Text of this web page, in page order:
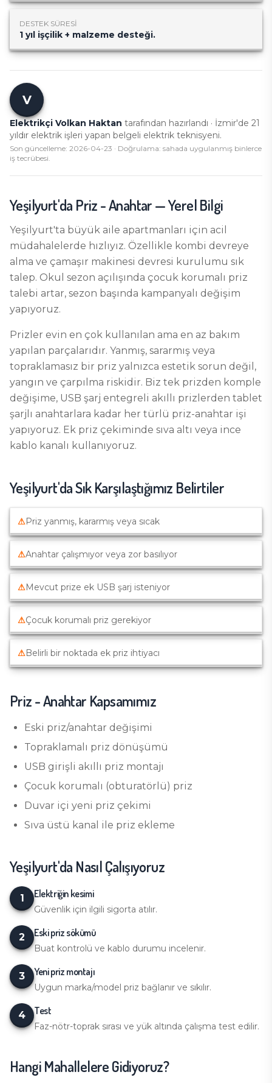
DESTEK SÜRESI
1 yıl işçilik + malzeme desteği.
V
Elektrikçi Volkan Haktan tarafından hazırlandı · İzmir'de 21
yıldır elektrik işleri yapan belgeli elektrik teknisyeni.
Son güncelleme: 2026-04-23 · Doğrulama: sahada uygulanmış binlerce
iş tecrübesi.
Yeşilyurt'da Priz - Anahtar— Yerel Bilgi
Yeşilyurt'ta büyük aile apartmanları için acil
müdahalelerde hızlıyız. Özellikle kombi devreye
alma ve çamaşır makinesi devresi kurulumu sık
talep. Okul sezon açılışında çocuk korumalı priz
talebi artar, sezon başında kampanyalı değişim
yapıyoruz.
Prizler evin en çok kullanılan ama en az bakım
yapılan parçalarıdır. Yanmış, sararmış veya
topraklamasız bir priz yalnızca estetik sorun değil,
yangın ve çarpılma riskidir. Biz tek prizden komple
değişime, USB şarj entegreli akıllı prizlerden tablet
şarjlı anahtarlara kadar her türlü priz-anahtar işi
yapıyoruz. Ek priz çekiminde sıva altı veya ince
kablo kanalı kullanıyoruz.
Yeşilyurt'da Sık Karşılaştığımız Belirtiler
⚠Priz yanmış, kararmış veya sıcak
⚠Anahtar çalışmıyor veya zor basılıyor
⚠Mevcut prize ek USB şarj isteniyor
⚠Çocuk korumalı priz gerekiyor
⚠Belirli bir noktada ek priz ihtiyacı
Priz - Anahtar Kapsamımız
Eski priz/anahtar değişimi
Topraklamalı priz dönüşümü
USB girişli akıllı priz montajı
Çocuk korumalı (obturatörlü) priz
Duvar içi yeni priz çekimi
Sıva üstü kanal ile priz ekleme
Yeşilyurt'da Nasıl Çalışıyoruz
1 Elektriğin kesimi
Güvenlik için ilgili sigorta atılır.
2 Eski priz sökümü
Buat kontrolü ve kablo durumu incelenir.
3 Yeni priz montajı
Uygun marka/model priz bağlanır ve sıkılır.
4 Test
Faz-nötr-toprak sırası ve yük altında çalışma test edilir.
Hangi Mahallelere Gidiyoruz?